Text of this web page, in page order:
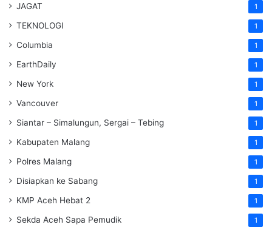
JAGAT 1
TEKNOLOGI 1
Columbia 1
EarthDaily 1
New York 1
Vancouver 1
Siantar – Simalungun, Sergai – Tebing 1
Kabupaten Malang 1
Polres Malang 1
Disiapkan ke Sabang 1
KMP Aceh Hebat 2 1
Sekda Aceh Sapa Pemudik 1